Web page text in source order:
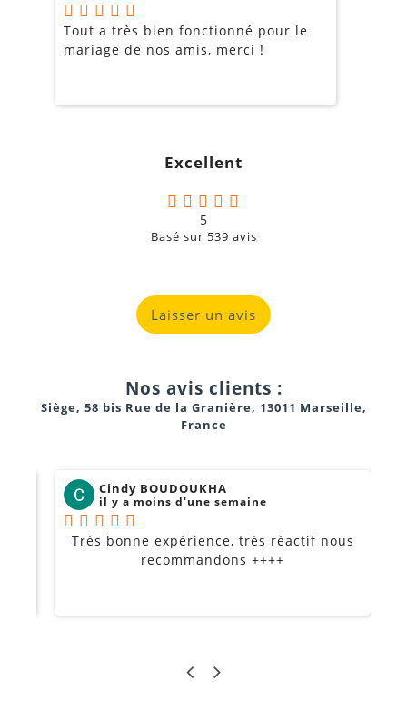
Tout a très bien fonctionné pour le
mariage de nos amis, merci !
Excellent
5
Basé sur 539 avis
Laisser un avis
Nos avis clients :
Siège, 58 bis Rue de la Granière, 13011 Marseille,
France
Cindy BOUDOUKHA
il y a moins d'une semaine
Très bonne expérience, très réactif nous
recommandons ++++